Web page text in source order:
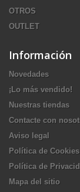
OTROS
OUTLET
Información
Novedades
¡Lo más vendido!
Nuestras tiendas
Contacte con
Aviso legal
Política de Cookies
Política de
Mapa del sitio